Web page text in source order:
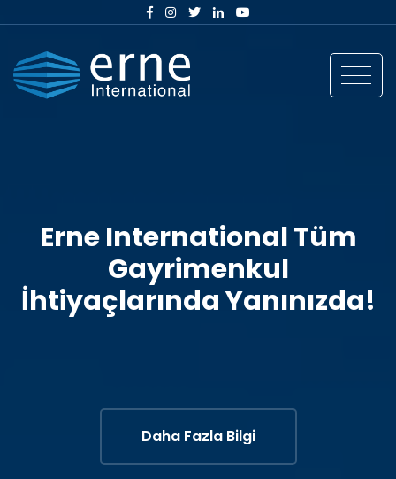
Erne International Tüm
Gayrimenkul
İhtiyaçlarında Yanınızda!
Daha Fazla Bilgi